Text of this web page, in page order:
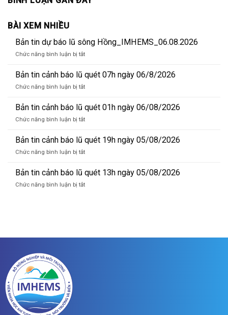
BÀI XEM NHIỀU
Bản tin dự báo lũ sông Hồng_IMHEMS_06.08.2026
Chức năng bình luận bị tắtở
tin
dự
báo
sông
Hồng_IMHEMS_06.08.2026
Bản tin cảnh báo lũ quét 07h ngày 06/8/2026
Chức năng bình luận bị tắtở
tin
cảnh
báo
quét
07h
06/8/2026
Bản tin cảnh báo lũ quét 01h ngày 06/08/2026
Chức năng bình luận bị tắtở
tin
cảnh
báo
quét
01h
Bản tin cảnh báo lũ quét 19h ngày 05/08/2026
Chức năng bình luận bị tắtở
tin
cảnh
báo
Bản tin cảnh báo lũ quét 13h ngày 05/08/2026
Chức năng bình luận bị tắtở
quét